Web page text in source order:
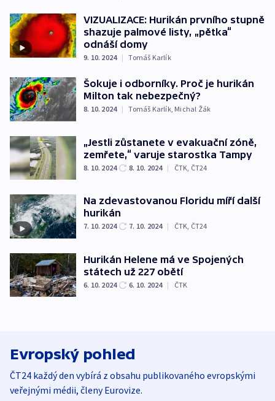
VIZUALIZACE: Hurikán prvního stupně
shazuje palmové listy, „pětka“
odnáší domy
9. 10. 2024 | Tomáš Karlík
Šokuje i odborníky. Proč je hurikán
Milton tak nebezpečný?
8. 10. 2024 | Tomáš Karlík, Michal Žák
„Jestli zůstanete v evakuační zóně,
zemřete,“ varuje starostka Tampy
8. 10. 2024 8. 10. 2024 | ČTK ČT24
Na zdevastovanou Floridu míří další
hurikán
7. 10. 2024 7. 10. 2024 | ČTK, ČT24
Hurikán Helene má ve Spojených
státech už 227 obětí
6. 10. 2024 6. 10. 2024 | ČTK
Evropský pohled
ČT24 každý den vybírá z obsahu publikovaného evropskými
veřejnými médii, členy Eurovize.